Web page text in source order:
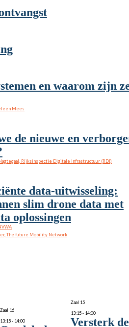
en waarom zijn
Mees
de nieuwe en
Rijksinspectie Digitale Infrastructuur (RDI)
data-uitwisseling:
slim drone data met
oplossingen
The future Mobility Network
Zaal 16
13:15 - 14:00
Zaal 15
13:15 - 14:00
Versterk de